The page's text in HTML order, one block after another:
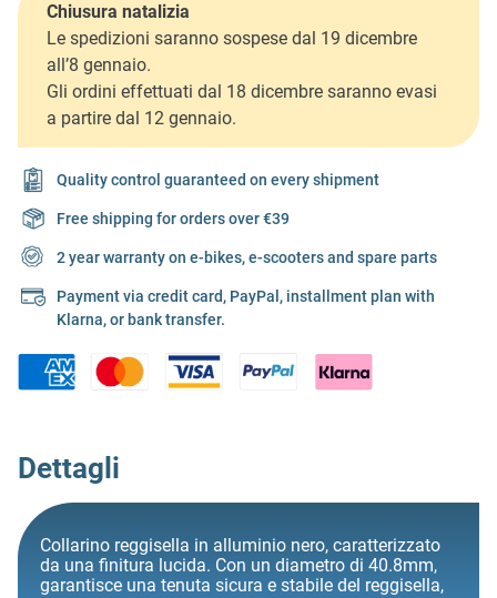
Chiusura natalizia
Le spedizioni saranno sospese dal 19 dicembre
all’8 gennaio.
Gli ordini effettuati dal 18 dicembre saranno evasi
a partire dal 12 gennaio.
Quality control guaranteed on every shipment
Free shipping for orders over €39
2 year warranty on e-bikes, e-scooters and spare parts
Payment via credit card, PayPal, installment plan with
Klarna, or bank transfer.
Dettagli
Collarino reggisella in alluminio nero, caratterizzato
da una finitura lucida. Con un diametro di 40.8mm,
garantisce una tenuta sicura e stabile del reggisella,